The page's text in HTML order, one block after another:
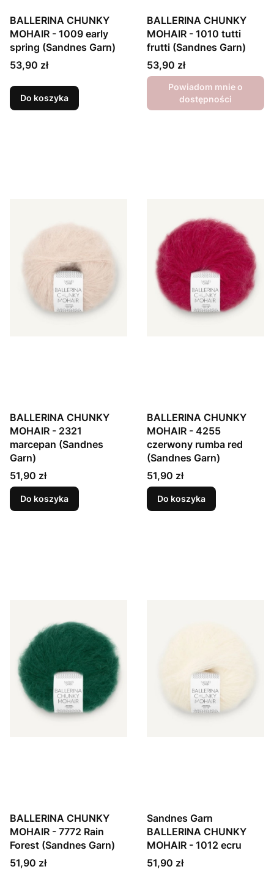
BALLERINA CHUNKY
MOHAIR - 1009 early
spring (Sandnes Garn)
Cena
53,90 zł
Do koszyka
BALLERINA CHUNKY
MOHAIR - 1010 tutti
frutti (Sandnes Garn)
Cena
53,90 zł
Powiadom mnie o
dostępności
BALLERINA CHUNKY
MOHAIR - 2321
marcepan (Sandnes
Garn)
Cena
51,90 zł
Do koszyka
BALLERINA CHUNKY
MOHAIR - 4255
czerwony rumba red
(Sandnes Garn)
Cena
51,90 zł
Do koszyka
BALLERINA CHUNKY
MOHAIR - 7772 Rain
Forest (Sandnes Garn)
Cena
51,90 zł
Sandnes Garn
BALLERINA CHUNKY
MOHAIR - 1012 ecru
Cena
51,90 zł